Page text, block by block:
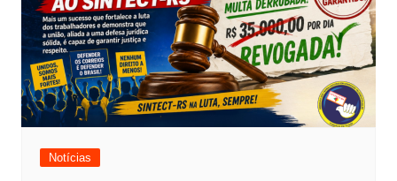
Notícias